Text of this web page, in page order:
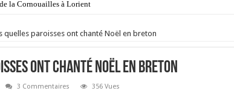
la Cornouailles à Lorient
quelles paroisses ont chanté Noël en breton
ont chanté Noël en breton
3 Commentaires 356 Vues